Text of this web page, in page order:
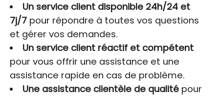
Un service client disponible 24h/24 et
7j/7 pour répondre à toutes vos questions
et gérer vos demandes.
Un service client réactif et compétent
pour vous offrir une assistance et une
assistance rapide en cas de problème.
Une assistance clientèle de qualitépour